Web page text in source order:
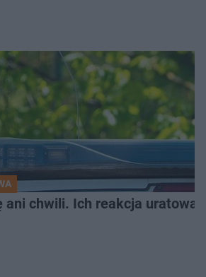
ani chwili. Ich reakcja